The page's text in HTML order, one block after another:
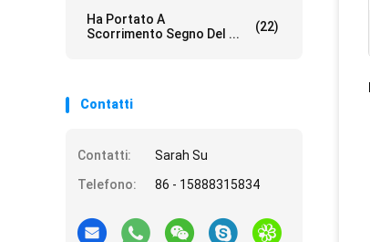
Ha Portato A
Scorrimento Segno Del ...
(22)
Contatti
Contatti:
Sarah Su
Telefono:
86 - 15888315834